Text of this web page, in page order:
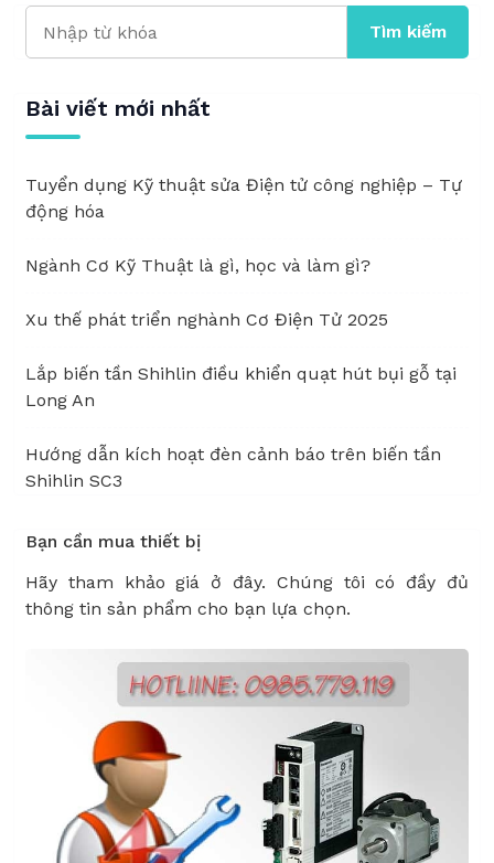
Tìm kiếm
Bài viết mới nhất
Tuyển dụng Kỹ thuật sửa Điện tử công nghiệp – Tự
động hóa
Ngành Cơ Kỹ Thuật là gì, học và làm gì?
Xu thế phát triển nghành Cơ Điện Tử 2025
Lắp biến tần Shihlin điều khiển quạt hút bụi gỗ tại
Long An
Hướng dẫn kích hoạt đèn cảnh báo trên biến tần
Shihlin SC3
Bạn cần mua thiết bị
Hãy tham khảo giá ở đây. Chúng tôi có đầy đủ
thông tin sản phẩm cho bạn lựa chọn.